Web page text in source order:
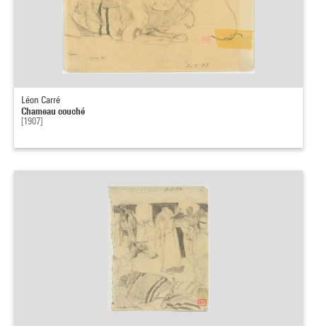
Léon Carré
Chameau couché
[1907]